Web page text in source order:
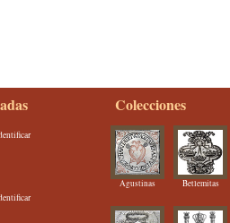
Colecciones
Agustinas Betlemitas